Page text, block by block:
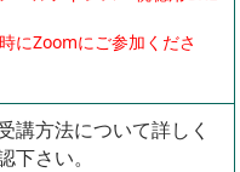
Zoomにご参加くださ
講方法について詳しく
下さい。